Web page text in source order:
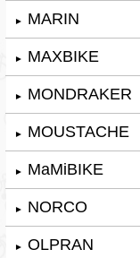
► MARIN
► MAXBIKE
► MONDRAKER
► MOUSTACHE
► MaMiBIKE
► NORCO
► OLPRAN